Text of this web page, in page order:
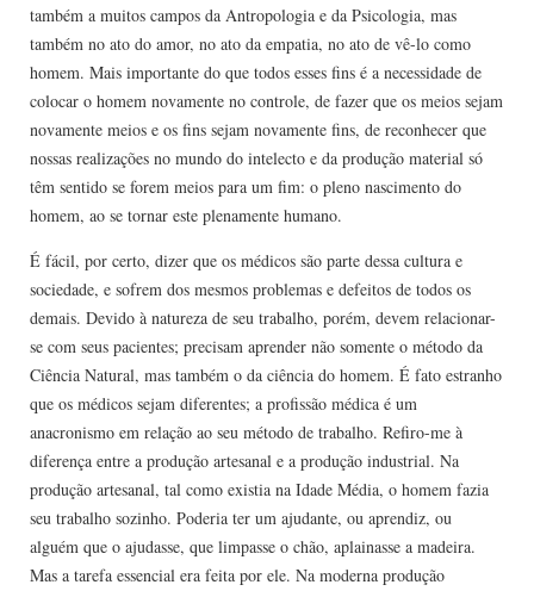
também a muitos campos da Antropologia e da Psicologia, mas
também no ato do amor, no ato da empatia, no ato de vê-lo como
homem. Mais importante do que todos esses fins é a necessidade de
colocar o homem novamente no controle, de fazer que os meios sejam
novamente meios e os fins sejam novamente fins, de reconhecer que
nossas realizações no mundo do intelecto e da produção material só
têm sentido se forem meios para um fim: o pleno nascimento do
homem, ao se tornar este plenamente humano.
É fácil, por certo, dizer que os médicos são parte dessa cultura e
sociedade, e sofrem dos mesmos problemas e defeitos de todos os
demais. Devido à natureza de seu trabalho, porém, devem relacionar-
se com seus pacientes; precisam aprender não somente o método da
Ciência Natural, mas também o da ciência do homem. É fato estranho
que os médicos sejam diferentes; a profissão médica é um
anacronismo em relação ao seu método de trabalho. Refiro-me à
diferença entre a produção artesanal e a produção industrial. Na
produção artesanal, tal como existia na Idade Média, o homem fazia
seu trabalho sozinho. Poderia ter um ajudante, ou aprendiz, ou
alguém que o ajudasse, que limpasse o chão, aplainasse a madeira.
Mas a tarefa essencial era feita por ele. Na moderna produção